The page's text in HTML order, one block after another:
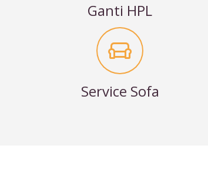
Ganti HPL
Service Sofa